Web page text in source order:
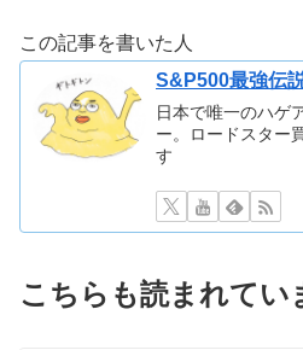
この記事を書いた人
S&P500最強伝
日本で唯一のハゲ
ー。ロードスター
す
こちらも読まれてい